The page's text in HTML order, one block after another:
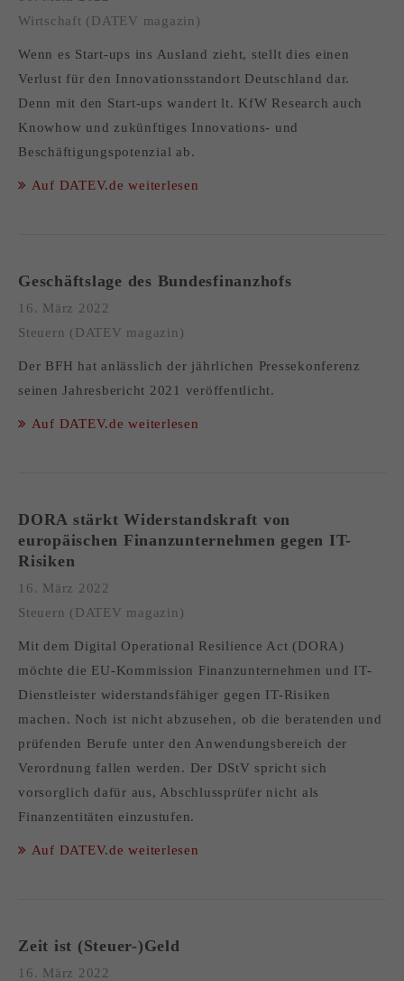
Wirtschaft (DATEV magazin)
Wenn es Start-ups ins Ausland zieht, stellt dies einen
Verlust für den Innovationsstandort Deutschland dar.
Denn mit den Start-ups wandert lt. KfW Research auch
Knowhow und zukünftiges Innovations- und
Beschäftigungspotenzial ab.
Auf DATEV.de weiterlesen
Geschäftslage des Bundesfinanzhofs
16. März 2022
Steuern (DATEV magazin)
Der BFH hat anlässlich der jährlichen Pressekonferenz
seinen Jahresbericht 2021 veröffentlicht.
Auf DATEV.de weiterlesen
DORA stärkt Widerstandskraft von
europäischen Finanzunternehmen gegen IT-
Risiken
16. März 2022
Steuern (DATEV magazin)
Mit dem Digital Operational Resilience Act (DORA)
möchte die EU-Kommission Finanzunternehmen und IT-
Dienstleister widerstandsfähiger gegen IT-Risiken
machen. Noch ist nicht abzusehen, ob die beratenden und
prüfenden Berufe unter den Anwendungsbereich der
Verordnung fallen werden. Der DStV spricht sich
vorsorglich dafür aus, Abschlussprüfer nicht als
Finanzentitäten einzustufen.
Auf DATEV.de weiterlesen
Zeit ist (Steuer-)Geld
16. März 2022